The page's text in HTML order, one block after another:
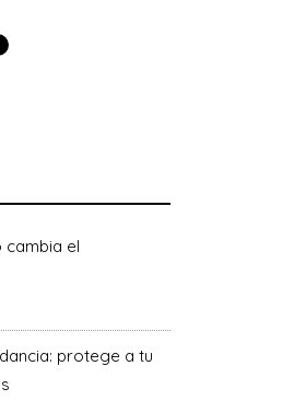
cambia el
protege a tu